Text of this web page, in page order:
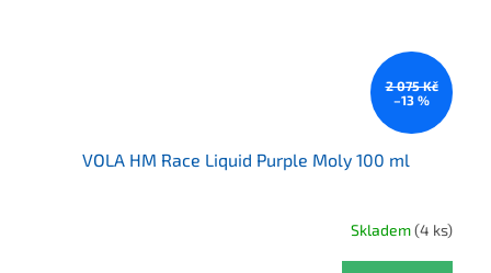
2 075 Kč
–13 %
VOLA HM Race Liquid Purple Moly 100 ml
Skladem(4 ks)